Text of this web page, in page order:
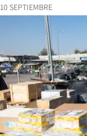
10 SEPTIEMBRE